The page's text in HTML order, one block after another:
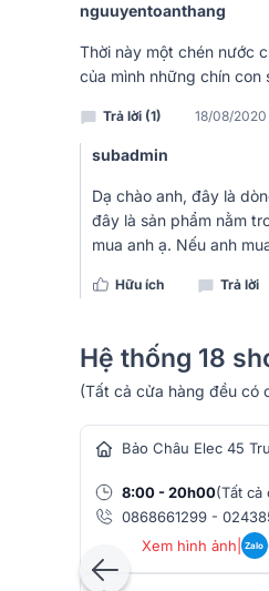
Vẫn giữ được nét
C3850 được trang bị
thẩm mỹ cao cho
nguuyentoanthang
Thời này một chén nước
của mình những chín con
Trả lời (1) 18/08/2020
subadmin
Dạ chào anh, đây là
đây là sản phẩm nằm
mua anh ạ. Nếu anh
Hữu ích Trả lời
Hệ thống 18
hàng âm thanh
(Tất cả cửa hàng đều có
Bảo Châu Elec 45
8:00 - 20h00(Tất cả
0868661299 -
Xem hình ảnh
Zalo